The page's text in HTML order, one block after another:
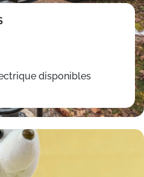
disponibles